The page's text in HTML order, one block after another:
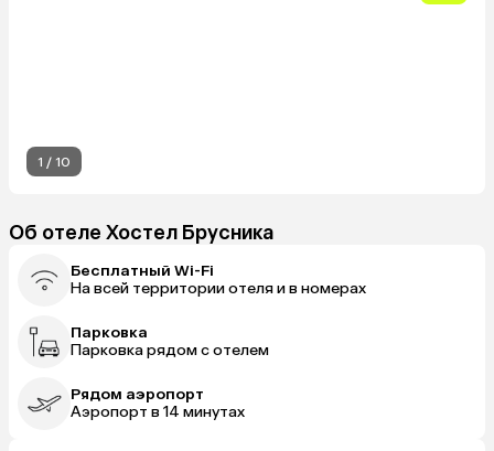
1 / 10
Об отеле Хостел Брусника
Бесплатный Wi-Fi
На всей территории отеля и в номерах
Парковка
Парковка рядом с отелем
Рядом аэропорт
Аэропорт в 14 минутах